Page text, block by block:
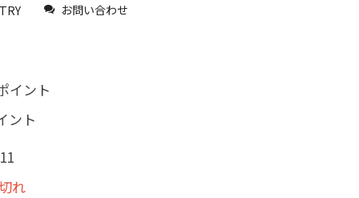
お問い合わせ
イント
ント
れ